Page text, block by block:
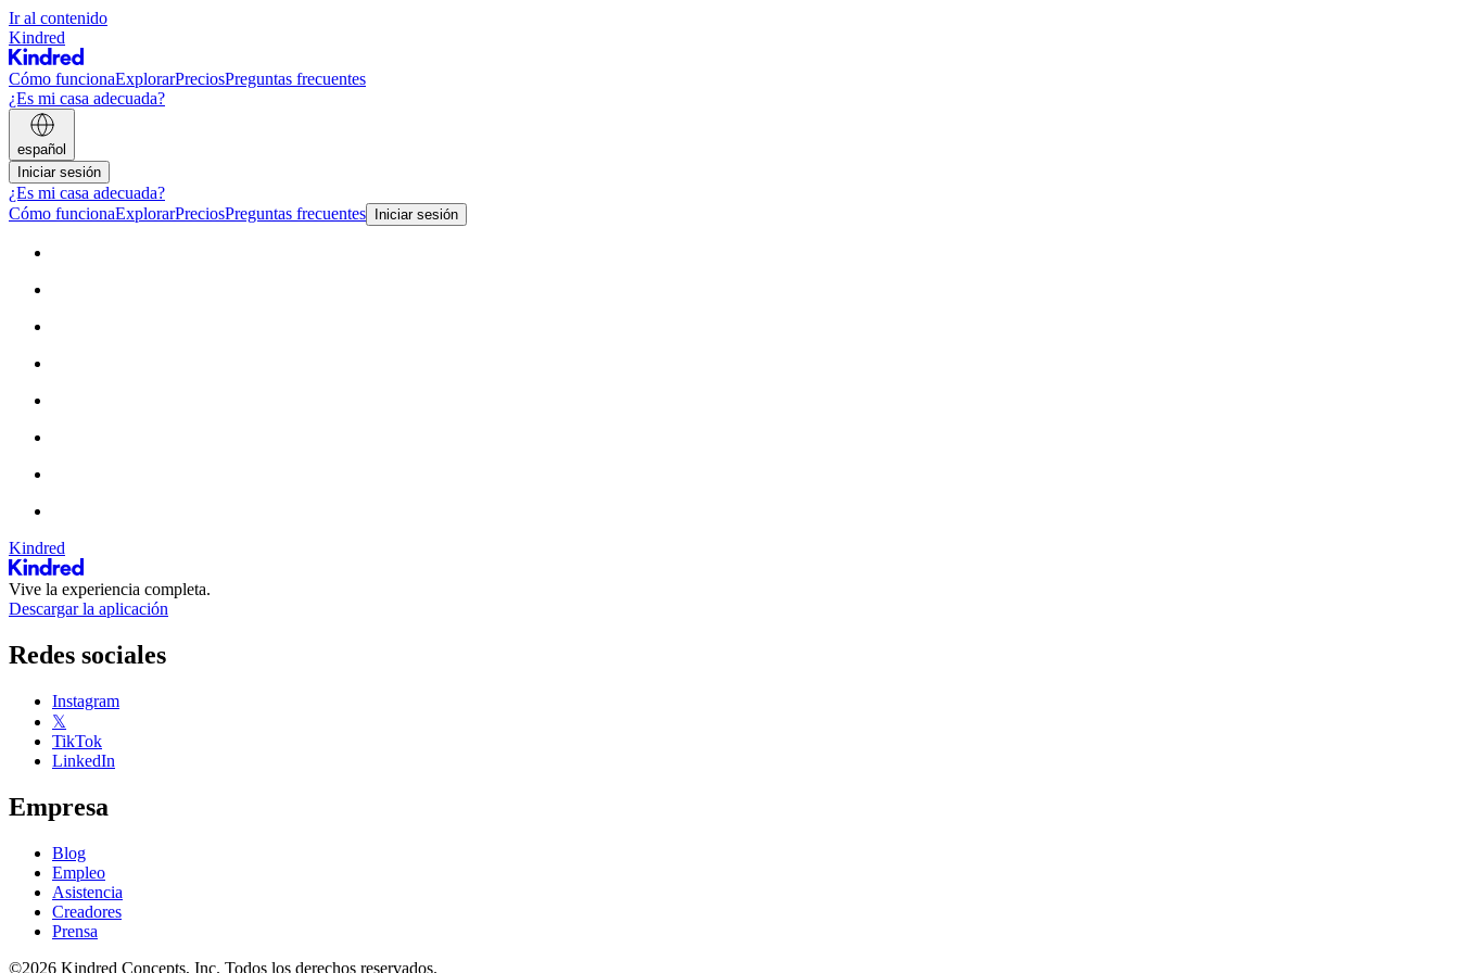
Ir al contenido
Kindred
Cómo funcionaExplorarPreciosPreguntas frecuentes
¿Es mi casa adecuada?
español
Iniciar sesión
¿Es mi casa adecuada?
Cómo funcionaExplorarPreciosPreguntas frecuentes Iniciar sesión
Kindred
Vive la experiencia completa.
Descargar la aplicación
Redes sociales
Instagram
𝕏
TikTok
LinkedIn
Empresa
Blog
Empleo
Asistencia
Creadores
Prensa
©2026 Kindred Concepts, Inc. Todos los derechos reservados.